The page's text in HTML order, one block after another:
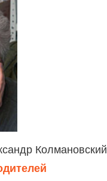
Колмановский